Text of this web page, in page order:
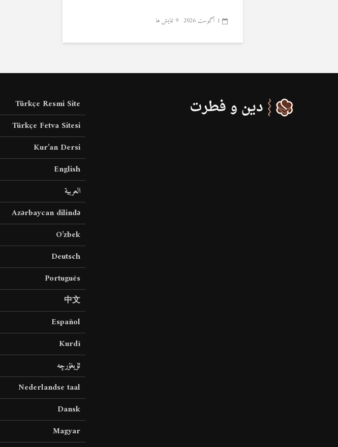
1 آگوست 2026 9 نمایش ها
Türkçe Resmi Site
Türkçe Fetva Sitesi
Kur’an Dersi
English
العربية
Azərbaycan dilində
O’zbek
Deutsch
Português
中文
Español
Kurdî
ئۇيغۇرچە
Nederlandse taal
Dansk
Magyar